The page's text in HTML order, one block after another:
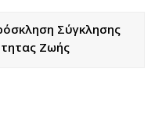
Σύγκλησης
Ζωής